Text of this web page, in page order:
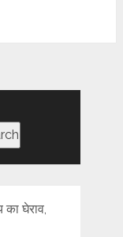
घेराव,